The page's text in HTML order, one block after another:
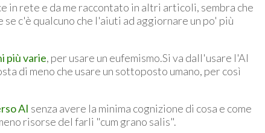
in rete e da me raccontato in altri articoli, sembra che
c'è qualcuno che l'aiuti ad aggiornare un po' più
più varie, per usare un eufemismo.Si va dall'usare l'AI
di meno che usare un sottoposto umano, per così
AI senza avere la minima cognizione di cosa e come
risorse del farli "cum grano salis".